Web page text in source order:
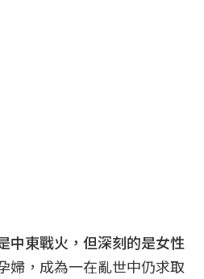
中東戰火，但深刻的是女性
婦，成為一在亂世中仍求取